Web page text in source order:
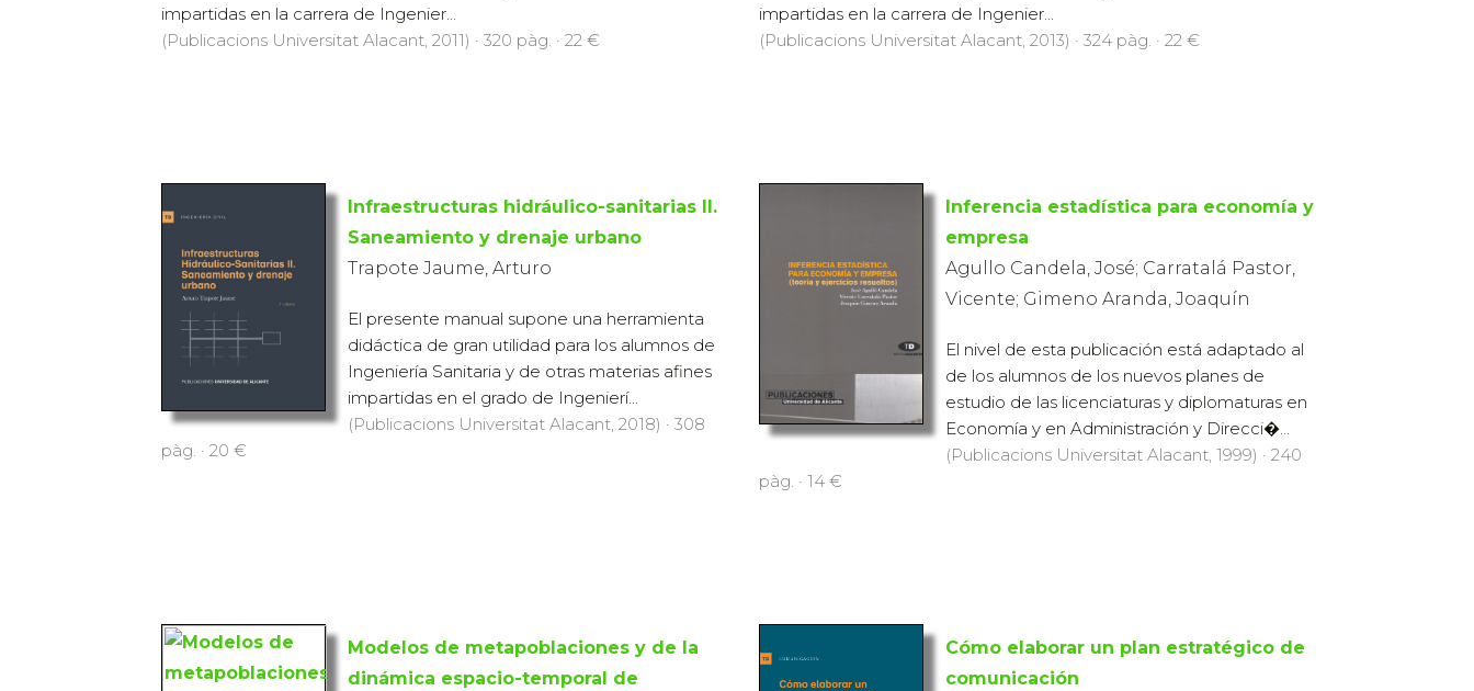
impartidas en la carrera de Ingenier...
(Publicacions Universitat Alacant, 2011) · 320 pàg. · 22 €
impartidas en la carrera de Ingenier...
(Publicacions Universitat Alacant, 2013) · 324 pàg. · 22 €
Infraestructuras hidráulico-sanitarias II.
Saneamiento y drenaje urbano
Trapote Jaume, Arturo
El presente manual supone una herramienta
didáctica de gran utilidad para los alumnos de
Ingeniería Sanitaria y de otras materias afines
impartidas en el grado de Ingenierí...
(Publicacions Universitat Alacant, 2018) · 308
pàg. · 20 €
Inferencia estadística para economía y
empresa
Agullo Candela, José; Carratalá Pastor,
Vicente; Gimeno Aranda, Joaquín
El nivel de esta publicación está adaptado al
de los alumnos de los nuevos planes de
estudio de las licenciaturas y diplomaturas en
Economía y en Administración y Direcci�...
(Publicacions Universitat Alacant, 1999) · 240
pàg. · 14 €
Modelos de metapoblaciones y de la
dinámica espacio-temporal de
Cómo elaborar un plan estratégico de
comunicación